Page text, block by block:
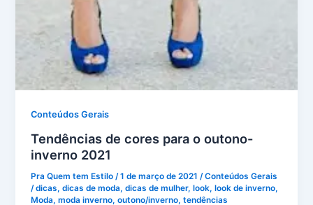
Conteúdos Gerais
Tendências de cores para o outono-
inverno 2021
Pra Quem tem Estilo/1 de março de 2021/Conteúdos Gerais
/dicas,dicas de moda,dicas de mulher, look, look de inverno,
Moda,moda inverno,outono/inverno,tendências